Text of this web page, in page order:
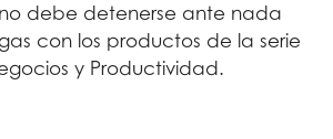
debe detenerse ante nada
con los productos de la serie
y Productividad.